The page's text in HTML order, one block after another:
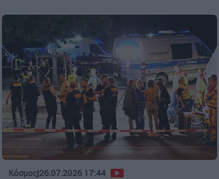
Κόσμος|26.07.2026 17:44